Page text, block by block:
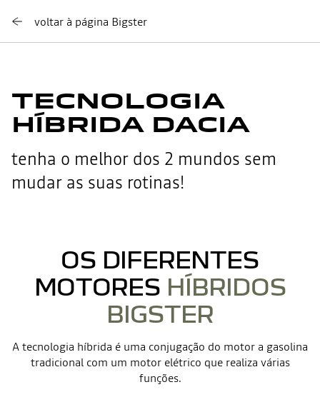
voltar à página Bigster
TECNOLOGIA
HÍBRIDA DACIA
tenha o melhor dos 2 mundos sem
mudar as suas rotinas!
OS DIFERENTES
MOTORES HÍBRIDOS
BIGSTER
A tecnologia híbrida é uma conjugação do motor a gasolina
tradicional com um motor elétrico que realiza várias
funções.